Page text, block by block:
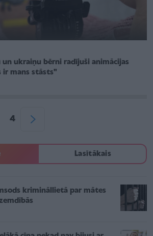
un ukraiņu bērni radījuši animācijas
ir mans stāsts"
4
Lasītākais
krimināllietā par mātes